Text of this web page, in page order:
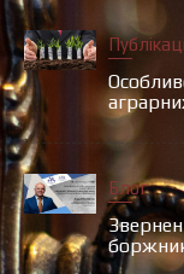
Блог